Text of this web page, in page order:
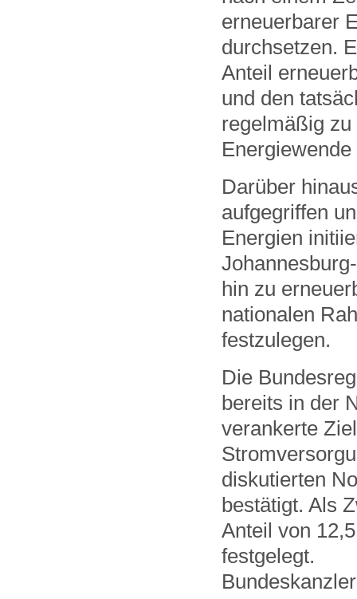
erneuerbarer
durchsetzen.
Anteil
und den
regelmäßig
Darüber
aufgegriffen
Energien
hin zu
nationalen
festzulegen.
Die
bereits in der
verankerte
diskutierten
bestätigt. Als
Anteil von
festgelegt.